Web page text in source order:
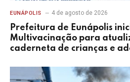
EUNÁPOLIS 4 de agosto de 2026
Prefeitura de Eunápolis
Multivacinação para
caderneta de crianças e